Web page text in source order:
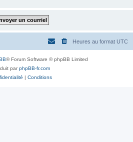
Heures au format UTC
® Forum Software © phpBB Limited
parphpBB-fr.com
| Conditions